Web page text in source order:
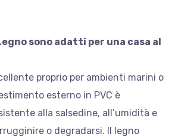
sono adatti per una casa al
proprio per ambienti marini o
esterno in PVC è
alla salsedine, all’umidità e
o degradarsi. Il legno